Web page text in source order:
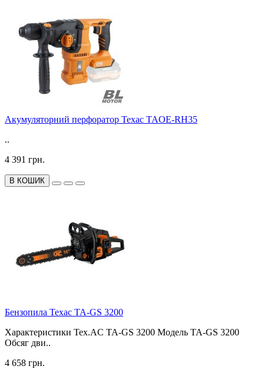
Акумуляторний перфоратор Техас TAOE-RH35
..
4 391 грн.
В КОШИК
Бензопила Техас TA-GS 3200
Характеристики Tex.AC TA-GS 3200 Модель TA-GS 3200
Обсяг дви..
4 658 грн.